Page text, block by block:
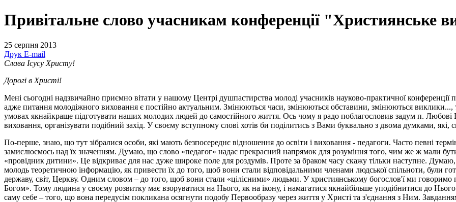
Привітальне слово учасникам конференції "Християнське
25 серпня 2013
Друк E-mail
Слава Ісусу Христу!
Дорогі в Христі!
Мені сьогодні надзвичайно приємно вітати у нашому Центрі душпастирства молоді учасників науково-практичної
адже питання молодіжного виховання є постійно актуальним. Змінюються часи, змінюються обставини, змінюються
умовах якнайкраще підготувати наших молодих людей до самостійного життя. Ось чому я радо поблагословив задум п. Любові
виховання, організувати подібний захід. У своєму вступному слові хотів би поділитись з Вами буквально з двома думками,
По-перше, знаю, що тут зібралися особи, які мають безпосереднє відношення до освіти і виховання - педагоги. Часто певні
замислюємось над їх значенням. Думаю, що слово «педагог» надає прекрасний напрямок для розуміння того, чим же ж мали бути
«провідник дитини». Це відкриває для нас дуже широке поле для роздумів. Проте за браком часу скажу тільки наступне.
молодь теоретичною інформацію, як привести їх до того, щоб вони стали відповідальними членами людської спільноти, були
державу, світ, Церкву. Одним словом – до того, щоб вони стали «цілісними» людьми. У християнському богослов'ї ми
Богом». Тому людина у своєму розвитку має взоруватися на Нього, як на ікону, і намагатися якнайбільше уподібнитися до
саму себе – того, що вона передусім покликана осягнути подобу Первообразу через життя у Христі та з'єднання з Ним.